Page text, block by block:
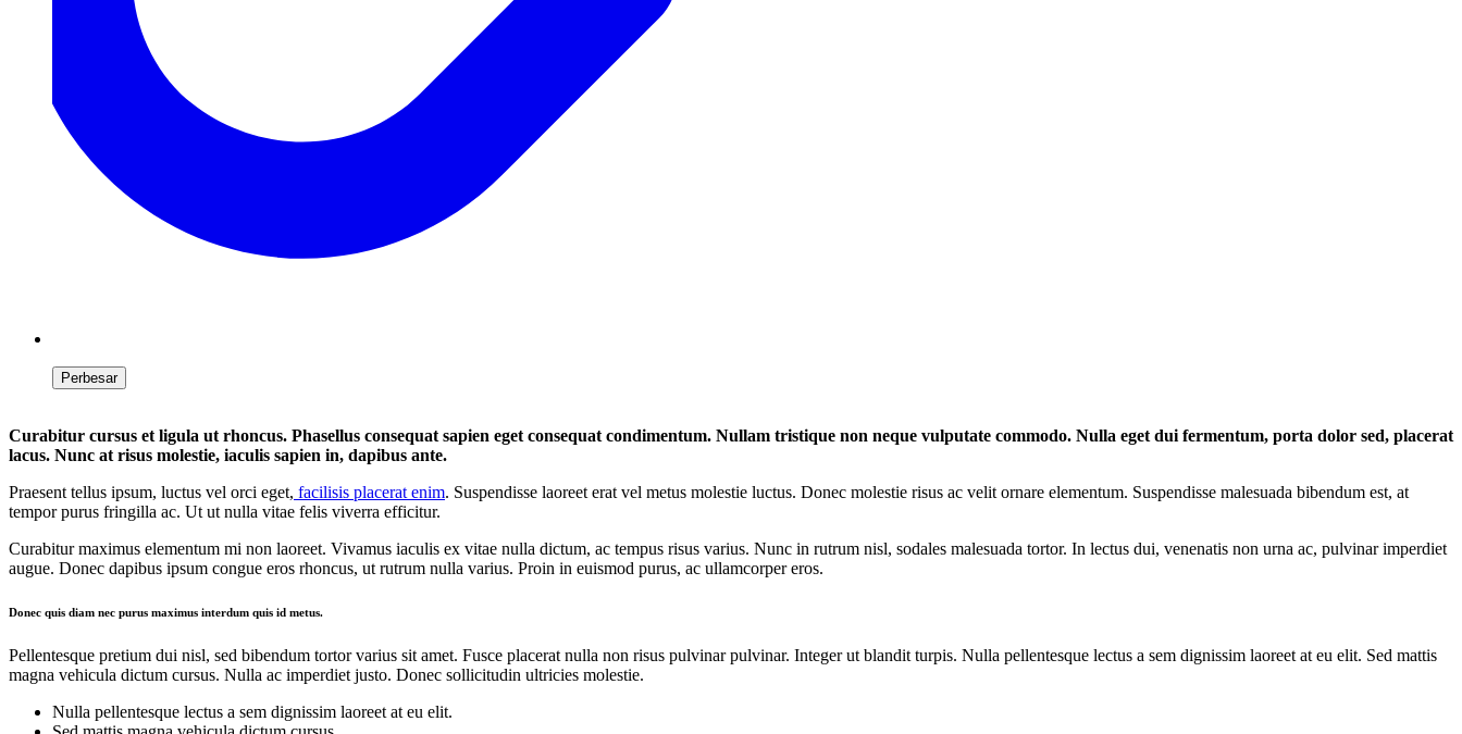
Perbesar
Curabitur cursus et ligula ut rhoncus. Phasellus consequat sapien eget consequat condimentum. Nullam tristique non neque vulputate commodo. Nulla eget dui fermentum, porta dolor sed, placerat
lacus. Nunc at risus molestie, iaculis sapien in, dapibus ante.
Praesent tellus ipsum, luctus vel orci eget, facilisis placerat enim. Suspendisse laoreet erat vel metus molestie luctus. Donec molestie risus ac velit ornare elementum. Suspendisse malesuada bibendum est, at
tempor purus fringilla ac. Ut ut nulla vitae felis viverra efficitur.
Curabitur maximus elementum mi non laoreet. Vivamus iaculis ex vitae nulla dictum, ac tempus risus varius. Nunc in rutrum nisl, sodales malesuada tortor. In lectus dui, venenatis non urna ac, pulvinar imperdiet
augue. Donec dapibus ipsum congue eros rhoncus, ut rutrum nulla varius. Proin in euismod purus, ac ullamcorper eros.
Donec quis diam nec purus maximus interdum quis id metus.
Pellentesque pretium dui nisl, sed bibendum tortor varius sit amet. Fusce placerat nulla non risus pulvinar pulvinar. Integer ut blandit turpis. Nulla pellentesque lectus a sem dignissim laoreet at eu elit. Sed mattis
magna vehicula dictum cursus. Nulla ac imperdiet justo. Donec sollicitudin ultricies molestie.
Nulla pellentesque lectus a sem dignissim laoreet at eu elit.